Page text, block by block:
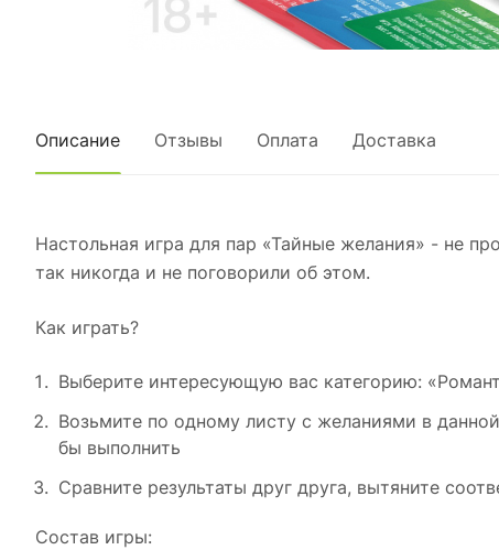
Описание Отзывы Оплата Доставка
Настольная игра для пар «Тайные желания» - не
так никогда и не поговорили об этом.
Как играть?
Выберите интересующую вас категорию:
Возьмите по одному листу с желаниями в
бы выполнить
Сравните результаты друг друга, вытяните
Состав игры: